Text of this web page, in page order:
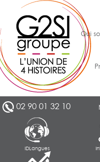
Qui
02 90 01 32 10
IDLangues